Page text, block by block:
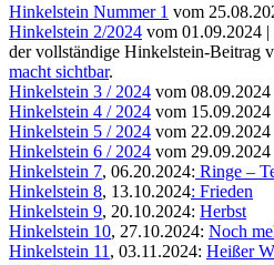
Hinkelstein Nummer 1 vom
Hinkelstein 2/2024 vom 01.09.2024 |
der vollständige Hinkelstein-Beitrag
macht sichtbar.
Hinkelstein 3 / 2024 vom 08.09.2024
Hinkelstein 4 / 2024 vom 15.09.2024
Hinkelstein 5 / 2024 vom 22.09.2024
Hinkelstein 6 / 2024 vom 29.09.2024
Hinkelstein 7, 06.20.2024: Ringe –
Hinkelstein 8, 13.10.2024: Frieden
Hinkelstein 9, 20.10.2024: Herbst
Hinkelstein 10, 27.10.2024: Noch
Hinkelstein 11 , 03.11.2024: Heißer